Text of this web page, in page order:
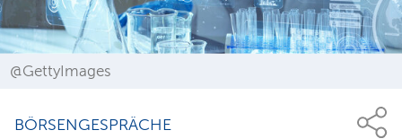
@GettyImages
BÖRSENGESPRÄCHE
Anmelden